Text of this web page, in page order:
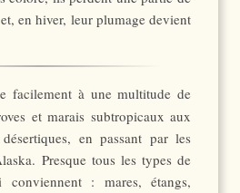
en hiver, leur plumage devient
facilement à une multitude de
et marais subtropicaux aux
en passant par les
Presque tous les types de
conviennent : mares, étangs,